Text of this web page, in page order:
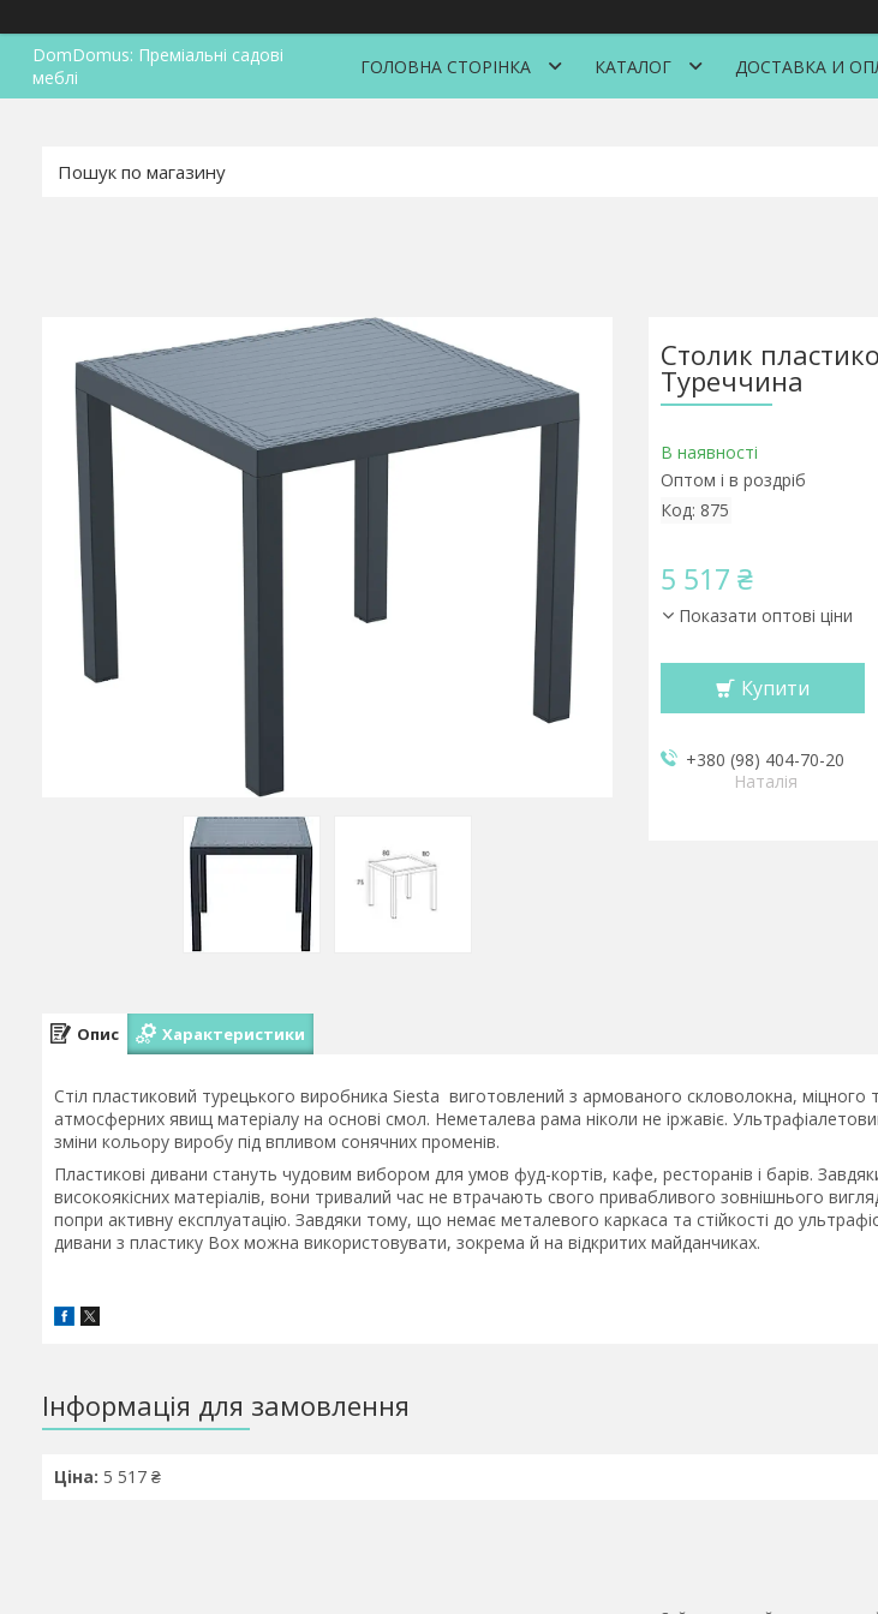
DomDomus: Преміальні садові
меблі
ГОЛОВНА СТОРІНКА КАТАЛОГ ДОСТАВКА И
Столик
Туреччина
В наявності
Оптом і в роздріб
Код: 875
5 517 ₴
Показати оптові ціни
Купити
+380 (98) 404-70-20
Наталія
Опис Характеристики
Стіл пластиковий турецького виробника Siesta виготовлений з армованого скловолокна, міцного
атмосферних явищ матеріалу на основі смол. Неметалева рама ніколи не іржавіє.
зміни кольору виробу під впливом сонячних променів.
Пластикові дивани стануть чудовим вибором для умов фуд-кортів, кафе, ресторанів і барів.
високоякісних матеріалів, вони тривалий час не втрачають свого привабливого зовнішнього
попри активну експлуатацію. Завдяки тому, що немає металевого каркаса та стійкості до
дивани з пластику Box можна використовувати, зокрема й на відкритих майданчиках.
Інформація для замовлення
Ціна: 5 517 ₴